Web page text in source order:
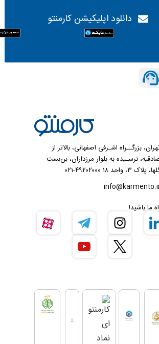
دانلود اپلیکیشن کارمنتو
بزرگــراه اشـرفی اصفهانی، بالاتر از
نرسـیده به بلوار مرزداران، بن‌بست
پلاک ۳، واحد ۱۸ ۴۹۲۰۲۰۰۰-۰۲۱
ما باشید!